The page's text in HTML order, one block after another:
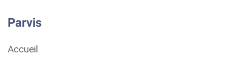
Parvis
Accueil